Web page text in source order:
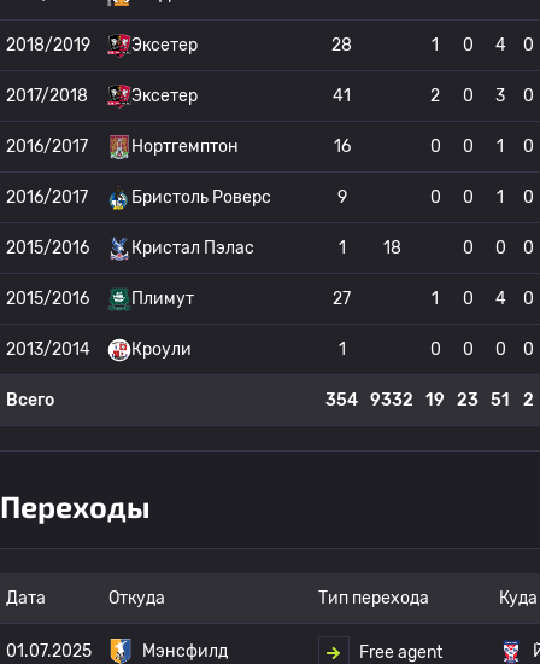
2018/2019 Эксетер 28 1 0 4 0
2017/2018 Эксетер 41 2 0 3 0
2016/2017 Нортгемптон 16 0 0 1 0
2016/2017 Бристоль Роверс 9 0 0 1 0
2015/2016 Кристал Пэлас 1 18 0 0 0
2015/2016 Плимут 27 1 0 4 0
2013/2014 Кроули 1 0 0 0 0
Всего 354 9332 19 23 51 2
Переходы
Дата Откуда Тип перехода Куда
01.07.2025 Мэнсфилд Free agent